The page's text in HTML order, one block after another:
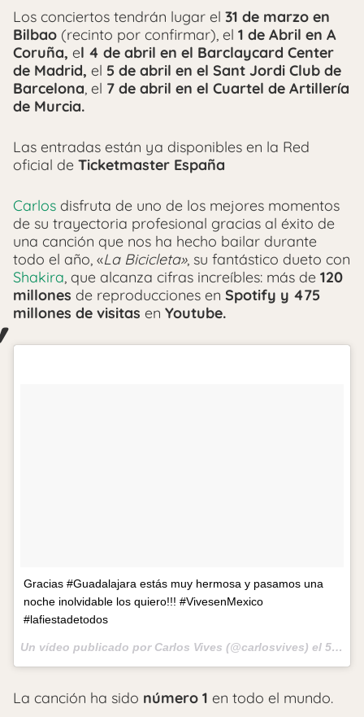
Los conciertos tendrán lugar el 31 de marzo en
Bilbao (recinto por confirmar), el 1 de Abril en A
Coruña, el 4 de abril en el Barclaycard Center
de Madrid, el 5 de abril en el Sant Jordi Club de
Barcelona, el 7 de abril en el Cuartel de Artillería
de Murcia.
Las entradas están ya disponibles en la Red
oficial de Ticketmaster España
Carlos disfruta de uno de los mejores momentos
de su trayectoria profesional gracias al éxito de
una canción que nos ha hecho bailar durante
todo el año, «La Bicicleta», su fantástico dueto con
Shakira, que alcanza cifras increíbles: más de 120
millones de reproducciones en Spotify y 475
millones de visitas en Youtube.
Gracias #Guadalajara estás muy hermosa y pasamos una
noche inolvidable los quiero!!! #VivesenMexico
#lafiestadetodos
Un vídeo publicado por Carlos Vives (@carlosvives) el 5 de Feb de 2017 a la(s) 8:00 PST
La canción ha sido número 1 en todo el mundo.